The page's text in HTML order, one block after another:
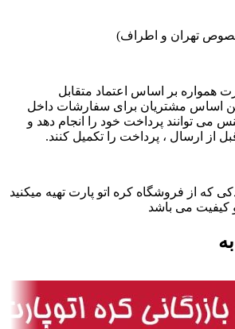
تهران و اطراف)
همواره بر اساس اعتماد متقابل
اساس مشتریان برای سفارشات داخل
می توانند پرداخت خود را انجام دهد و
از ارسال ، پرداخت را تکمیل کنند.
که از فروشگاه کره اتو پارت تهیه میکنید
کیفیت می باشد